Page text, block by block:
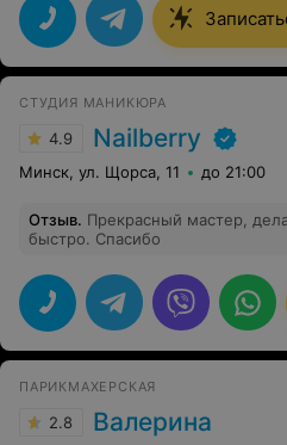
СТУДИЯ МАНИКЮРА
4.9 Nailberry
Минск, ул. Щорса, 11 до 21:00
Отзыв. Прекрасный мастер,
быстро. Спасибо
ПАРИКМАХЕРСКАЯ
2.8 Валерина